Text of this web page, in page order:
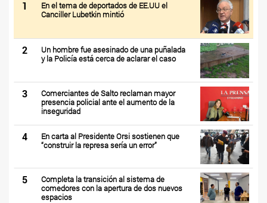
1
En el tema de deportados de EE.UU el
Canciller Lubetkin mintió
2
Un hombre fue asesinado de una puñalada
y la Policía está cerca de aclarar el caso
3
Comerciantes de Salto reclaman mayor
presencia policial ante el aumento de la
inseguridad
4
En carta al Presidente Orsi sostienen que
“construir la represa sería un error”
5
Completa la transición al sistema de
comedores con la apertura de dos nuevos
espacios